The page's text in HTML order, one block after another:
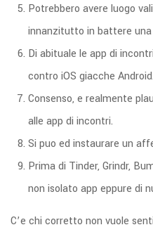
Potrebbero avere luogo
innanzitutto in battere
Di abituale le app di
contro iOS giacche Android.
Consenso, e realmente
alle app di incontri.
Si puo ed instaurare un
Prima di Tinder, Grindr,
non isolato app eppure di
C’e chi corretto non vuole